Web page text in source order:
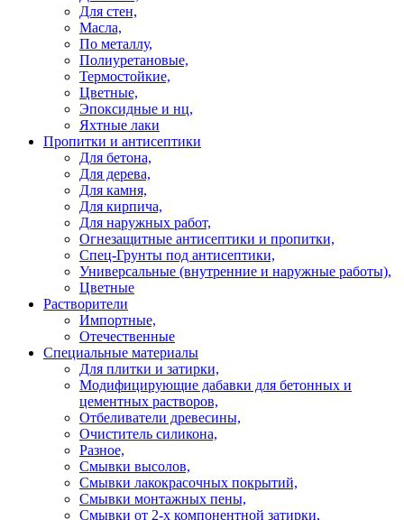
Для стен,
Масла,
По металлу,
Полиуретановые,
Термостойкие,
Цветные,
Эпоксидные и нц,
Яхтные лаки
Пропитки и антисептики
Для бетона,
Для дерева,
Для камня,
Для кирпича,
Для наружных работ,
Огнезащитные антисептики и пропитки,
Спец-Грунты под антисептики,
Универсальные (внутренние и наружные работы),
Цветные
Растворители
Импортные,
Отечественные
Специальные материалы
Для плитки и затирки,
Модифицирующие дабавки для бетонных и
цементных растворов,
Отбеливатели древесины,
Очиститель силикона,
Разное,
Смывки высолов,
Смывки лакокрасочных покрытий,
Смывки монтажных пены,
Смывки от 2-х компонентной затирки,